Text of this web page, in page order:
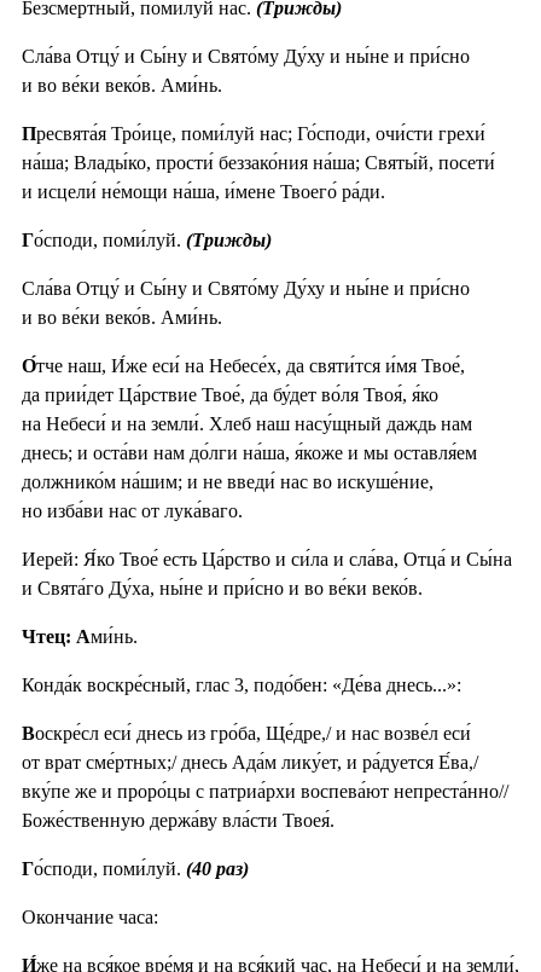
Безсме́ртный, поми́луй нас. (Трижды)
Сла́ва Отцу́ и Сы́ну и Свято́му Ду́ху и ны́не и при́сно
и во ве́ки веко́в. Ами́нь.
Пресвята́я Тро́ице, поми́луй нас; Го́споди, очи́сти грехи́
на́ша; Влады́ко, прости́ беззако́ния на́ша; Святы́й, посети́
и исцели́ не́мощи на́ша, и́мене Твоего́ ра́ди.
Го́споди, поми́луй. (Трижды)
Сла́ва Отцу́ и Сы́ну и Свято́му Ду́ху и ны́не и при́сно
и во ве́ки веко́в. Ами́нь.
О́тче наш, И́же еси́ на Небесе́х, да святи́тся и́мя Твое́,
да прии́дет Ца́рствие Твое́, да бу́дет во́ля Твоя́, я́ко
на Небеси́ и на земли́. Хлеб наш насу́щный даждь нам
днесь; и оста́ви нам до́лги на́ша, я́коже и мы оставля́ем
должнико́м на́шим; и не введи́ нас во искуше́ние,
но изба́ви нас от лука́ваго.
Иерей: Я́ко Твое́ есть Ца́рство и си́ла и сла́ва, Отца́ и Сы́на
и Свята́го Ду́ха, ны́не и при́сно и во ве́ки веко́в.
Чтец: Ами́нь.
Конда́к воскре́сный, глас 3, подо́бен: «Де́ва днесь...»:
Воскре́сл еси́ днесь из гро́ба, Ще́дре,/ и нас возве́л еси́
от врат сме́ртных;/ днесь Ада́м лику́ет, и ра́дуется Е́ва,/
вку́пе же и проро́цы с патриа́рхи воспева́ют непреста́нно//
Боже́ственную держа́ву вла́сти Твоея́.
Го́споди, поми́луй. (40 раз)
Окончание часа:
И́же на вся́кое вре́мя и на вся́кий час, на Небеси́ и на земли́,